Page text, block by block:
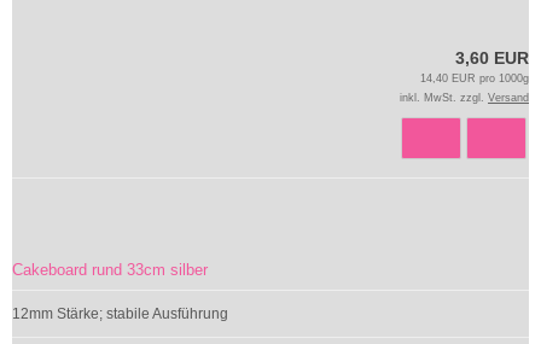
3,60 EUR
14,40 EUR pro 1000g
inkl. MwSt. zzgl. Versand
Cakeboard rund 33cm silber
12mm Stärke; stabile Ausführung